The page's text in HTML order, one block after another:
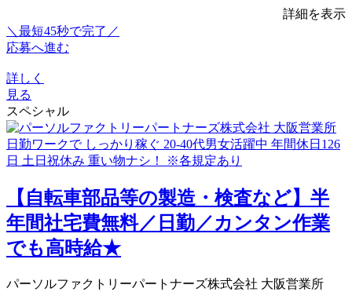
詳細を表示
＼最短45秒で完了／
応募へ進む
詳しく
見る
スペシャル
【自転車部品等の製造・検査など】半
年間社宅費無料／日勤／カンタン作業
でも高時給★
パーソルファクトリーパートナーズ株式会社 大阪営業所